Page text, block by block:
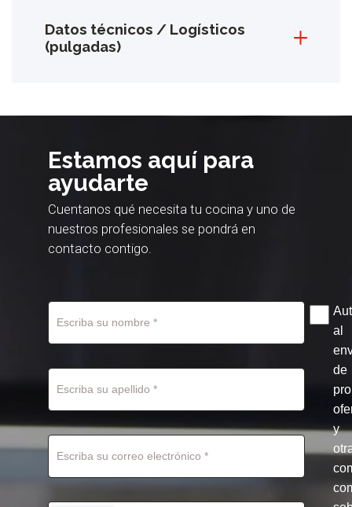
Datos técnicos / Logísticos
(pulgadas)
Estamos aquí para
ayudarte
Cuentanos qué necesita tu cocina y uno de
nuestros profesionales se pondrá en
contacto contigo.
al
de
y